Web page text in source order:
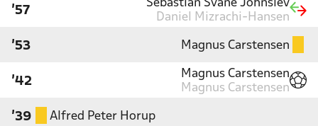
'57
Sebastian Svane Johnslev
Daniel Mizrachi-Hansen
'53 Magnus Carstensen
'42
Magnus Carstensen
Magnus Carstensen
'39 Alfred Peter Horup